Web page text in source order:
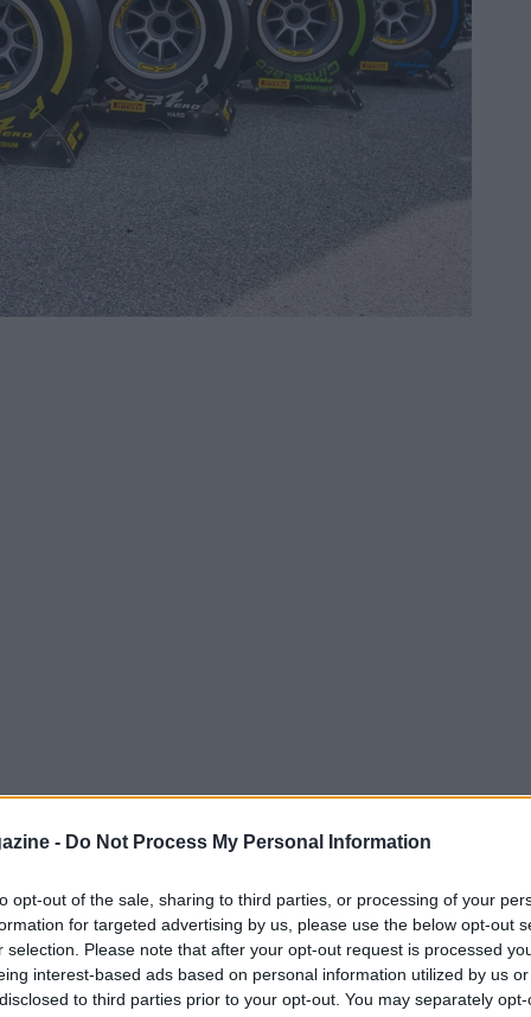
- Do Not Process My Personal Information
opt-out of the sale, sharing to third parties, or processing of your
for targeted advertising by us, please use the below opt-out
selection. Please note that after your opt-out request is processed
interest-based ads based on personal information utilized by us
to third parties prior to your opt-out. You may separately
del futuro della Ferrari in
battaglia quest’anno per la vetta della
contento di essere qui, e stiamo tutti
perché siamo consapevoli di
successo nelle posizioni che competono a